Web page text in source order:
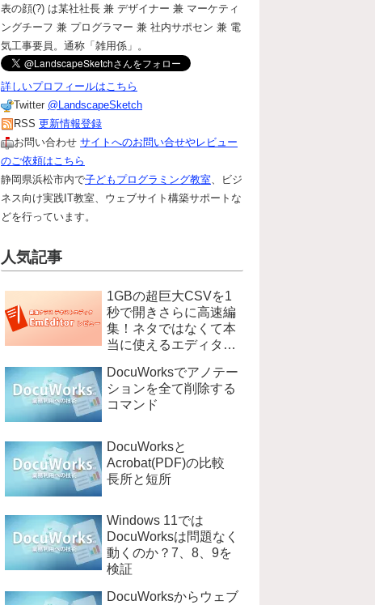
表の顔(?) は某社社長 兼 デザイナー 兼 マーケティ
ングチーフ 兼 プログラマー 兼 社内サポセン 兼 電
気工事要員。通称「雑用係」。
詳しいプロフィールはこちら
Twitter @LandscapeSketch
RSS 更新情報登録
お問い合わせ サイトへのお問い合せやレビュー
のご依頼はこちら
静岡県浜松市内で子どもプログラミング教室、ビジ
ネス向け実践IT教室、ウェブサイト構築サポートな
どを行っています。
人気記事
1GBの超巨大CSVを1
秒で開きさらに高速編
集！ネタではなくて本
当に使えるエディタ
DocuWorksでアノテー
ションを全て削除する
コマンド
DocuWorksと
Acrobat(PDF)の比較
長所と短所
Windows 11では
DocuWorksは問題なく
動くのか？7、8、9を
検証
DocuWorksからウェブ